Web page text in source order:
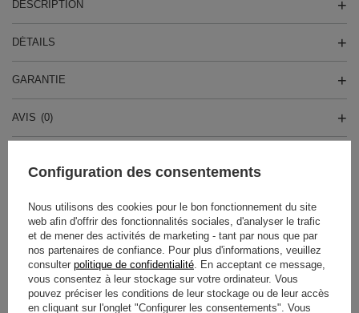
DESCRIPTION
DÉTAILS
GARANTIE
AVIS (0)
Avez-vous besoin d'aide ? Avez-vous des
Posez votre question et nous vous
répondrons rapidement. Les questions
et les réponses les plus intéressantes
seront publiées pour que d'autres
puissent les consulter.
Poser une question
Configuration des consentements
Nous utilisons des cookies pour le bon fonctionnement du site
web afin d'offrir des fonctionnalités sociales, d'analyser le trafic
et de mener des activités de marketing - tant par nous que par
nos partenaires de confiance. Pour plus d'informations, veuillez
consulter politique de confidentialité . En acceptant ce message,
vous consentez à leur stockage sur votre ordinateur. Vous
pouvez préciser les conditions de leur stockage ou de leur accès
en cliquant sur l'onglet "Configurer les consentements". Vous